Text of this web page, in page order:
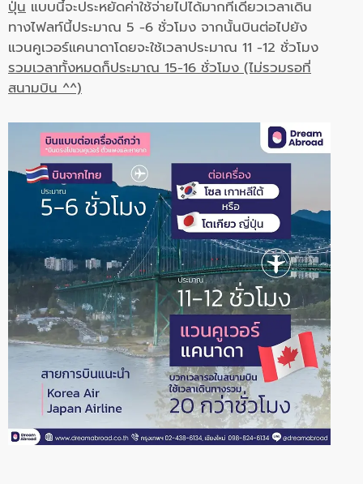
ปุ่น แบบนี้จะประหยัดค่าใช้จ่ายไปได้มากทีเดียวเวลาเดิน
ทางไฟลท์นี้ประมาณ 5 -6 ชั่วโมง จากนั้นบินต่อไปยัง
แวนคูเวอร์แคนาดาโดยจะใช้เวลาประมาณ 11 -12 ชั่วโมง
รวมเวลาทั้งหมดก็ประมาณ 15-16 ชั่วโมง (ไม่รวมรอที่
สนามบิน ^^)